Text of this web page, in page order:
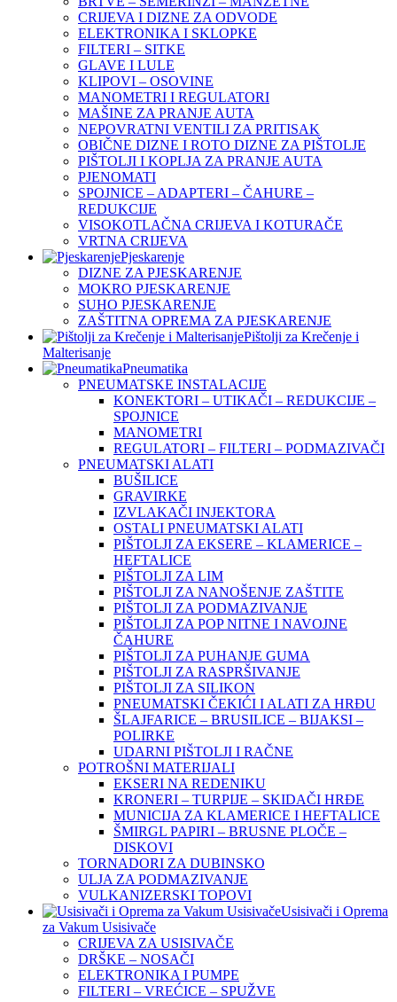
CRIJEVA I DIZNE ZA ODVODE
ELEKTRONIKA I SKLOPKE
FILTERI – SITKE
GLAVE I LULE
KLIPOVI – OSOVINE
MANOMETRI I REGULATORI
MAŠINE ZA PRANJE AUTA
NEPOVRATNI VENTILI ZA PRITISAK
OBIČNE DIZNE I ROTO DIZNE ZA PIŠTOLJE
PIŠTOLJI I KOPLJA ZA PRANJE AUTA
PJENOMATI
SPOJNICE – ADAPTERI – ČAHURE –
REDUKCIJE
VISOKOTLAČNA CRIJEVA I KOTURAČE
VRTNA CRIJEVA
Pjeskarenje
DIZNE ZA PJESKARENJE
MOKRO PJESKARENJE
SUHO PJESKARENJE
ZAŠTITNA OPREMA ZA PJESKARENJE
Pištolji za Krečenje i
Malterisanje
Pneumatika
PNEUMATSKE INSTALACIJE
KONEKTORI – UTIKAČI – REDUKCIJE –
SPOJNICE
MANOMETRI
REGULATORI – FILTERI – PODMAZIVAČI
PNEUMATSKI ALATI
BUŠILICE
GRAVIRKE
IZVLAKAČI INJEKTORA
OSTALI PNEUMATSKI ALATI
PIŠTOLJI ZA EKSERE – KLAMERICE –
HEFTALICE
PIŠTOLJI ZA LIM
PIŠTOLJI ZA NANOŠENJE ZAŠTITE
PIŠTOLJI ZA PODMAZIVANJE
PIŠTOLJI ZA POP NITNE I NAVOJNE
ČAHURE
PIŠTOLJI ZA PUHANJE GUMA
PIŠTOLJI ZA RASPRŠIVANJE
PIŠTOLJI ZA SILIKON
PNEUMATSKI ČEKIĆI I ALATI ZA HRĐU
ŠLAJFARICE – BRUSILICE – BIJAKSI –
POLIRKE
UDARNI PIŠTOLJI I RAČNE
POTROŠNI MATERIJALI
EKSERI NA REDENIKU
KRONERI – TURPIJE – SKIDAČI HRĐE
MUNICIJA ZA KLAMERICE I HEFTALICE
ŠMIRGL PAPIRI – BRUSNE PLOČE –
DISKOVI
TORNADORI ZA DUBINSKO
ULJA ZA PODMAZIVANJE
VULKANIZERSKI TOPOVI
Usisivači i Oprema
za Vakum Usisivače
CRIJEVA ZA USISIVAČE
DRŠKE – NOSAČI
ELEKTRONIKA I PUMPE
FILTERI – VREĆICE – SPUŽVE